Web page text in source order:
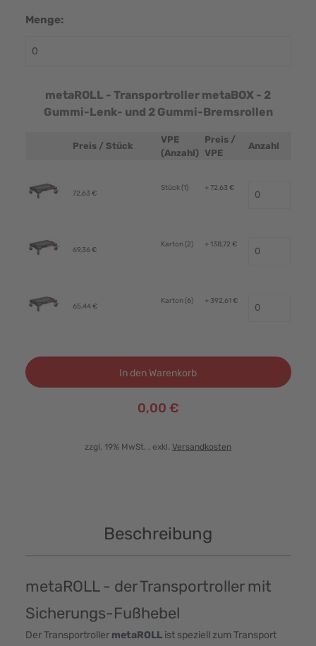
Menge:
metaROLL - Transportroller metaBOX - 2
Gummi-Lenk- und 2 Gummi-Bremsrollen
Produktbild
Preis / Stück
VPE
(Anzahl)
Preis /
VPE
Anzahl
72,63 €
Stück (1) + 72,63 €
69,36 €
Karton (2) + 138,72 €
65,44 €
Karton (6) + 392,61 €
In den Warenkorb
0,00 €
zzgl. 19% MwSt. , exkl. Versandkosten
Beschreibung
metaROLL - der Transportroller mit
Sicherungs-Fußhebel
Der Transportroller metaROLList speziell zum Transport